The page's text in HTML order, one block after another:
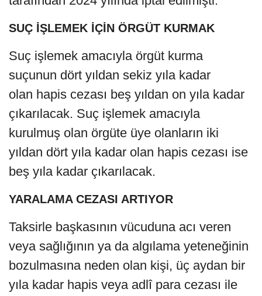
SUÇ İŞLEMEK İÇİN ÖRGÜT KURMAK
Suç işlemek amacıyla örgüt kurma
suçunun dört yıldan sekiz yıla kadar
olan hapis cezası beş yıldan on yıla kadar
çıkarılacak. Suç işlemek amacıyla
kurulmuş olan örgüte üye olanların iki
yıldan dört yıla kadar olan hapis cezası ise
beş yıla kadar çıkarılacak.
YARALAMA CEZASI ARTIYOR
Taksirle başkasının vücuduna acı veren
veya sağlığının ya da algılama yeteneğinin
bozulmasına neden olan kişi, üç aydan bir
yıla kadar hapis veya adlî para cezası ile